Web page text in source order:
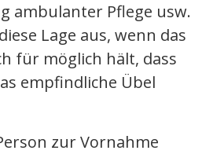
ambulanter Pflege usw.
Lage aus, wenn das
für möglich hält, dass
empfindliche Übel
zur Vornahme